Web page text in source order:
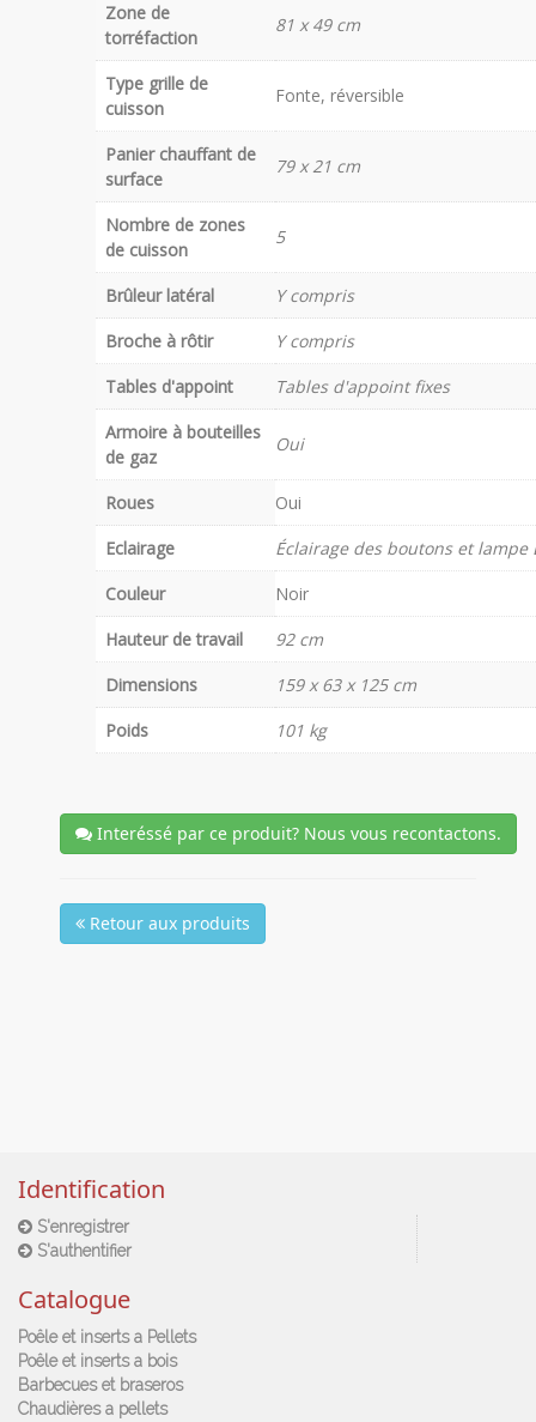
Zone de
torréfaction
81 x 49 cm
Type grille de
cuisson
Fonte, réversible
Panier chauffant de
surface
79 x 21 cm
Nombre de zones
de cuisson
5
Brûleur latéral
Y compris
Broche à rôtir
Y compris
Tables d'appoint
Tables d'appoint fixes
Armoire à bouteilles
de gaz
Oui
Roues
Oui
Eclairage
Éclairage des boutons et lampe
Couleur
Noir
Hauteur de travail
92 cm
Dimensions
159 x 63 x 125 cm
Poids
101 kg
Interéssé par ce produit? Nous vous recontactons.
Retour aux produits
Identification
S'enregistrer
S'authentifier
Catalogue
Poêle et inserts a Pellets
Poêle et inserts a bois
Barbecues et braseros
Chaudières a pellets